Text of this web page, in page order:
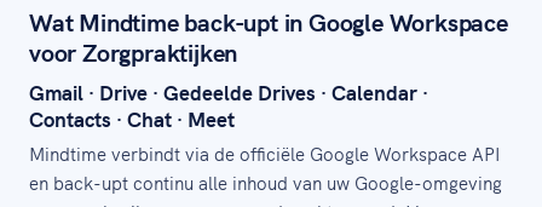
Wat Mindtime back-upt in Google Workspace
voor Zorgpraktijken
Gmail · Drive · Gedeelde Drives · Calendar ·
Contacts · Chat · Meet
Mindtime verbindt via de officiële Google Workspace API
en back-upt continu alle inhoud van uw Google-omgeving